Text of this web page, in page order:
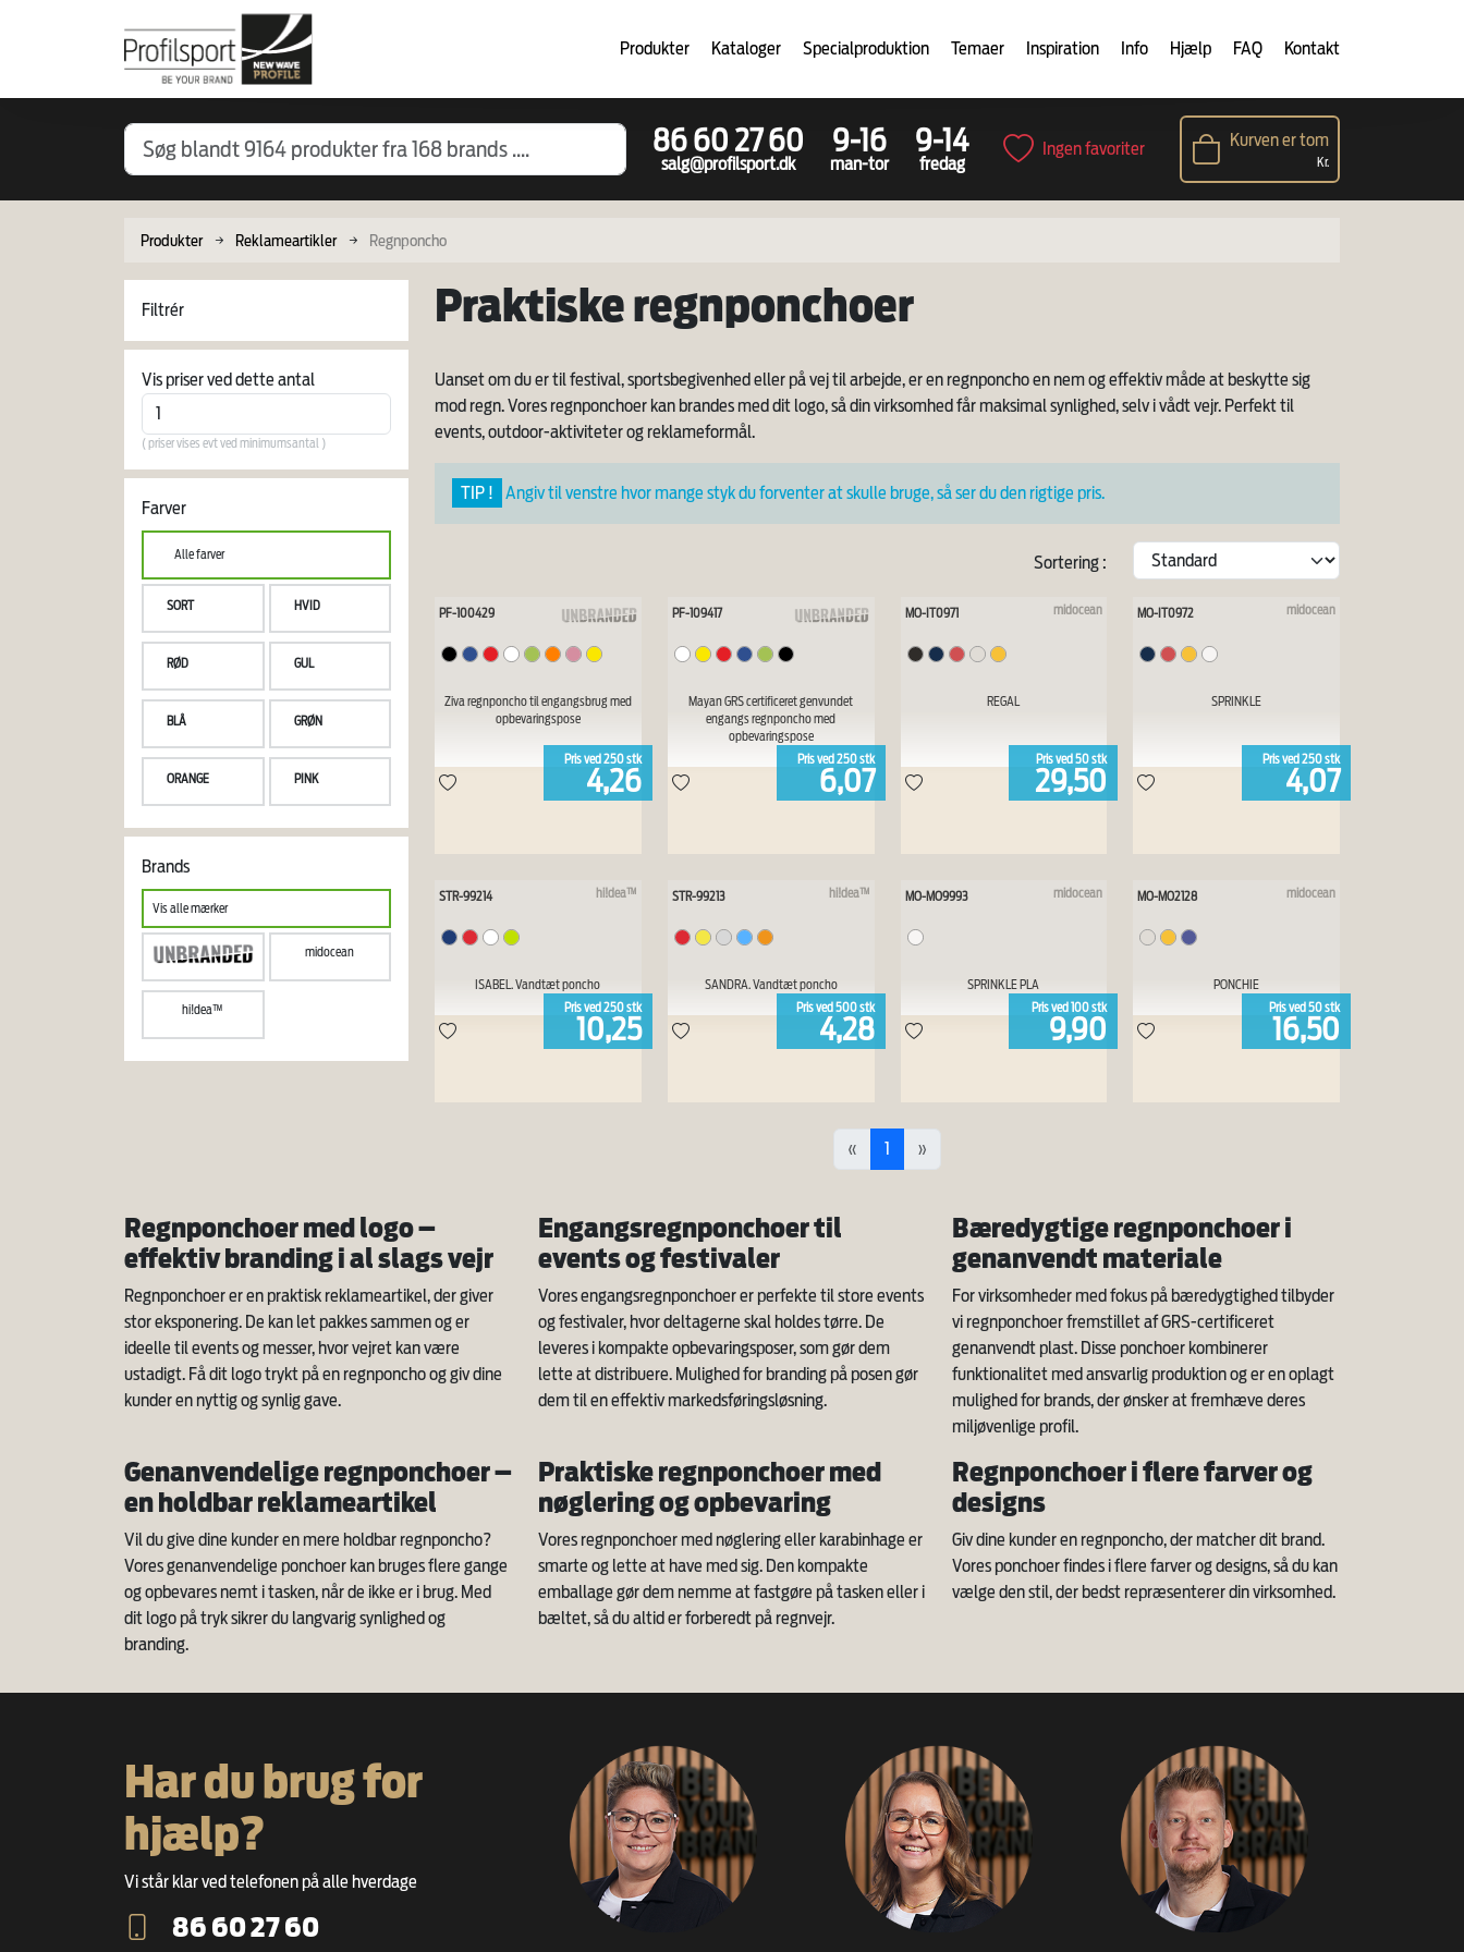
Produkter Kataloger Specialproduktion Temaer Inspiration Info Hjælp FAQ Kontakt
86 60 27 60
salg@profilsport.dk
9-16
man-tor
9-14
fredag
Ingen favoriter Kurven er tom
Kr.
Produkter Reklameartikler Regnponcho
Filtrér
Vis priser ved dette antal
( priser vises evt ved minimumsantal )
Farver
Alle farver
SORT HVID
RØD GUL
BLÅ GRØN
ORANGE PINK
Brands
Vis alle mærker
midocean
hi!dea™
Praktiske regnponchoer
Uanset om du er til festival, sportsbegivenhed eller på vej til arbejde, er en regnponcho en nem og effektiv måde at beskytte sig
mod regn. Vores regnponchoer kan brandes med dit logo, så din virksomhed får maksimal synlighed, selv i vådt vejr. Perfekt til
events, outdoor-aktiviteter og reklameformål.
TIP ! Angiv til venstre hvor mange styk du forventer at skulle bruge, så ser du den rigtige pris.
Sortering :
PF-100429
Ziva regnponcho til engangsbrug med
opbevaringspose
Pris ved 250stk
4,26
PF-109417
Mayan GRS certificeret genvundet
engangs regnponcho med
opbevaringspose
Pris ved 250stk
6,07
midocean
MO-IT0971
REGAL
Pris ved50stk
29,50
midocean
MO-IT0972
SPRINKLE
Pris ved 250stk
4,07
hi!dea™
STR-99214
ISABEL. Vandtæt poncho
Pris ved 250stk
10,25
hi!dea™
STR-99213
SANDRA. Vandtæt poncho
Pris ved 500stk
4,28
midocean
MO-MO9993
SPRINKLE PLA
Pris ved100stk
9,90
midocean
MO-MO2128
PONCHIE
Pris ved 50stk
16,50
« 1 »
Regnponchoer med logo –
effektiv branding i al slags vejr
Regnponchoer er en praktisk reklameartikel, der giver
stor eksponering. De kan let pakkes sammen og er
ideelle til events og messer, hvor vejret kan være
ustadigt. Få dit logo trykt på en regnponcho og giv dine
kunder en nyttig og synlig gave.
Engangsregnponchoer til
events og festivaler
Vores engangsregnponchoer er perfekte til store events
og festivaler, hvor deltagerne skal holdes tørre. De
leveres i kompakte opbevaringsposer, som gør dem
lette at distribuere. Mulighed for branding på posen gør
dem til en effektiv markedsføringsløsning.
Bæredygtige regnponchoer i
genanvendt materiale
For virksomheder med fokus på bæredygtighed tilbyder
vi regnponchoer fremstillet af GRS-certificeret
genanvendt plast. Disse ponchoer kombinerer
funktionalitet med ansvarlig produktion og er en oplagt
mulighed for brands, der ønsker at fremhæve deres
miljøvenlige profil.
Genanvendelige regnponchoer –
en holdbar reklameartikel
Vil du give dine kunder en mere holdbar regnponcho?
Vores genanvendelige ponchoer kan bruges flere gange
og opbevares nemt i tasken, når de ikke er i brug. Med
dit logo på tryk sikrer du langvarig synlighed og
branding.
Praktiske regnponchoer med
nøglering og opbevaring
Vores regnponchoer med nøglering eller karabinhage er
smarte og lette at have med sig. Den kompakte
emballage gør dem nemme at fastgøre på tasken eller i
bæltet, så du altid er forberedt på regnvejr.
Regnponchoer i flere farver og
designs
Giv dine kunder en regnponcho, der matcher dit brand.
Vores ponchoer findes i flere farver og designs, så du kan
vælge den stil, der bedst repræsenterer din virksomhed.
Har du brug for
hjælp?
Vi står klar ved telefonen på alle hverdage
86 60 27 60